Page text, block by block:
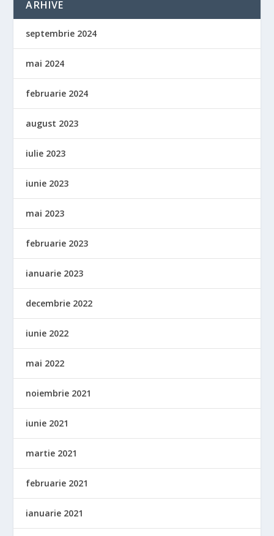
ARHIVE
septembrie 2024
mai 2024
februarie 2024
august 2023
iulie 2023
iunie 2023
mai 2023
februarie 2023
ianuarie 2023
decembrie 2022
iunie 2022
mai 2022
noiembrie 2021
iunie 2021
martie 2021
februarie 2021
ianuarie 2021